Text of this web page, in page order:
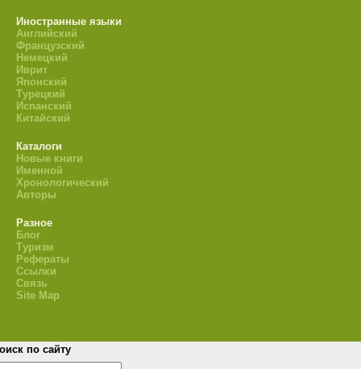
Иностранные языки
Английский
Французский
Немецкий
Иврит
Японский
Турецкий
Испанский
Китайский
Каталоги
Новые книги
Именной
Хронологический
Авторы
Разное
Блог
Туризм
Рефераты
Ссылки
Связь
Site Map
по сайту